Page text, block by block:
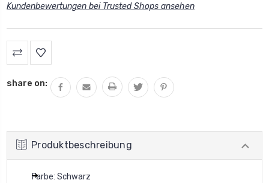
Kundenbewertungen bei Trusted Shops ansehen
share on:
Produktbeschreibung
Farbe: Schwarz